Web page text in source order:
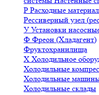
Р Расходные
Рессиверный узел
У Установки
Ф Фреон (Хладагент)
Фруктохранилища
Х Холодильное
Холодильные
Холодильные
Холодильные склады